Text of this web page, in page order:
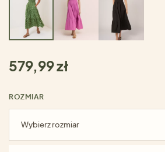
579,99 zł
ROZMIAR
Wybierz rozmiar